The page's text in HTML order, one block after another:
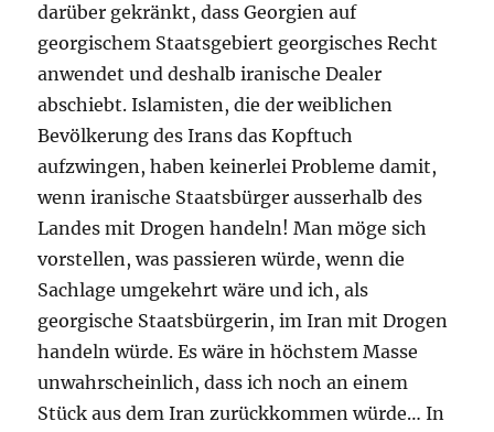
darüber gekränkt, dass Georgien auf
georgischem Staatsgebiert georgisches Recht
anwendet und deshalb iranische Dealer
abschiebt. Islamisten, die der weiblichen
Bevölkerung des Irans das Kopftuch
aufzwingen, haben keinerlei Probleme damit,
wenn iranische Staatsbürger ausserhalb des
Landes mit Drogen handeln! Man möge sich
vorstellen, was passieren würde, wenn die
Sachlage umgekehrt wäre und ich, als
georgische Staatsbürgerin, im Iran mit Drogen
handeln würde. Es wäre in höchstem Masse
unwahrscheinlich, dass ich noch an einem
Stück aus dem Iran zurückkommen würde… In